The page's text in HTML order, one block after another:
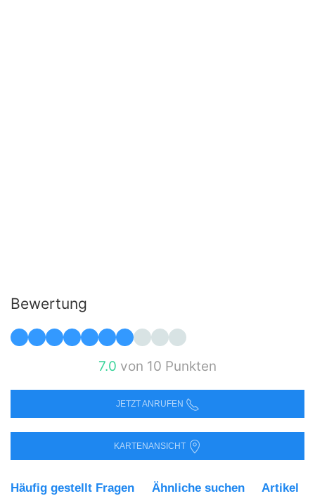
Bewertung
7.0 von 10 Punkten
JETZT ANRUFEN
KARTENANSICHT
Häufig gestellt Fragen Ähnliche suchen Artikel